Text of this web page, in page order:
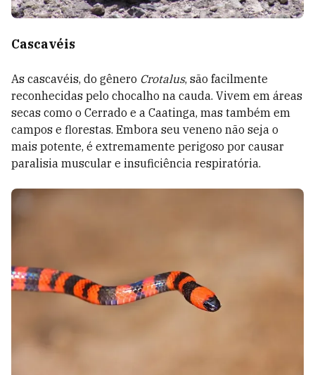
Cascavéis
As cascavéis, do gênero Crotalus, são facilmente
reconhecidas pelo chocalho na cauda. Vivem em áreas
secas como o Cerrado e a Caatinga, mas também em
campos e florestas. Embora seu veneno não seja o
mais potente, é extremamente perigoso por causar
paralisia muscular e insuficiência respiratória.